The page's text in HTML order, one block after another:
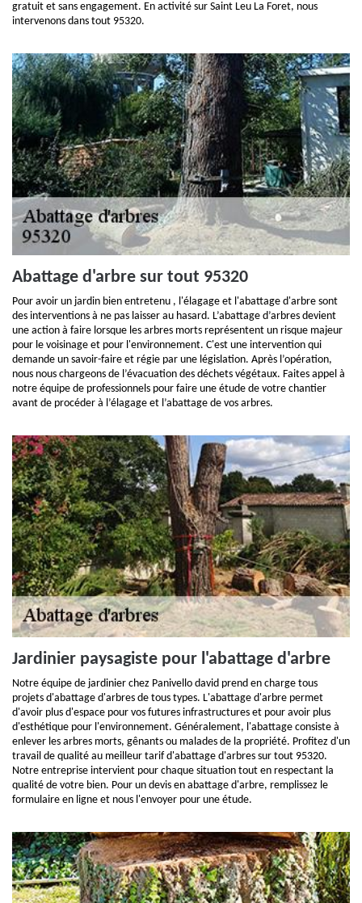
gratuit et sans engagement. En activité sur Saint Leu La Foret, nous
intervenons dans tout 95320.
Abattage d'arbre sur tout 95320
Pour avoir un jardin bien entretenu , l'élagage et l'abattage d'arbre sont
des interventions à ne pas laisser au hasard. L’abattage d’arbres devient
une action à faire lorsque les arbres morts représentent un risque majeur
pour le voisinage et pour l'environnement. C'est une intervention qui
demande un savoir-faire et régie par une législation. Après l’opération,
nous nous chargeons de l’évacuation des déchets végétaux. Faites appel à
notre équipe de professionnels pour faire une étude de votre chantier
avant de procéder à l’élagage et l’abattage de vos arbres.
Jardinier paysagiste pour l'abattage d'arbre
Notre équipe de jardinier chez Panivello david prend en charge tous
projets d'abattage d'arbres de tous types. L'abattage d'arbre permet
d'avoir plus d'espace pour vos futures infrastructures et pour avoir plus
d'esthétique pour l'environnement. Généralement, l'abattage consiste à
enlever les arbres morts, gênants ou malades de la propriété. Profitez d'un
travail de qualité au meilleur tarif d'abattage d'arbres sur tout 95320.
Notre entreprise intervient pour chaque situation tout en respectant la
qualité de votre bien. Pour un devis en abattage d'arbre, remplissez le
formulaire en ligne et nous l'envoyer pour une étude.